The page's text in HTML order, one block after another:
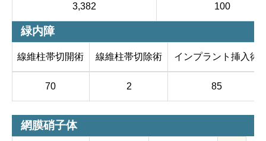
3,382 100
緑内障
線維柱帯切開術
70
線維柱帯切除術
2
インプラント挿入術
85
網膜硝子体